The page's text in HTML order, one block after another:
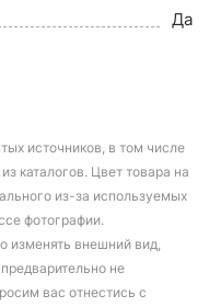
Да
источников, в том числе
каталогов. Цвет товара на
из-за используемых
фотографии.
изменять внешний вид,
не
вас отнестись с